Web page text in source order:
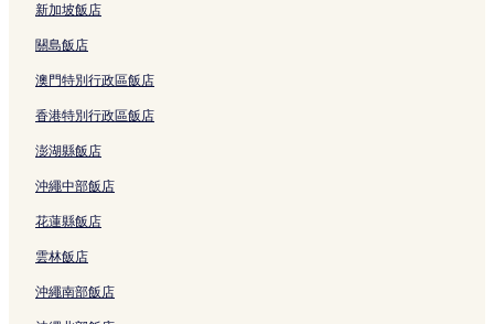
新加坡飯店
關島飯店
澳門特別行政區飯店
香港特別行政區飯店
澎湖縣飯店
沖繩中部飯店
花蓮縣飯店
雲林飯店
沖繩南部飯店